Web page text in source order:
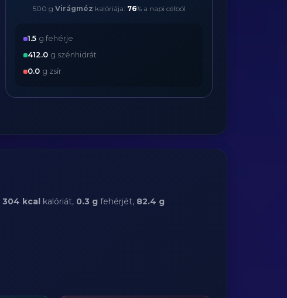
500 g Virágméz kalóriája: 76% a napi célból
1.5 g fehérje
412.0 g szénhidrát
0.0 g zsír
304 kcal kalóriát, 0.3 g fehérjét, 82.4 g